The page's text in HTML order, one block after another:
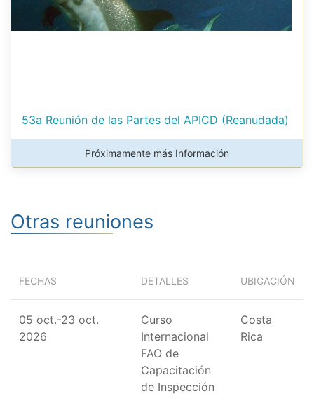
53a Reunión de las Partes del APICD (Reanudada)
Próximamente más Información
Otras reuniones
FECHAS DETALLES UBICACIÓN
05 oct.-23 oct.
2026
Curso
Internacional
FAO de
Capacitación
de Inspección
Costa
Rica